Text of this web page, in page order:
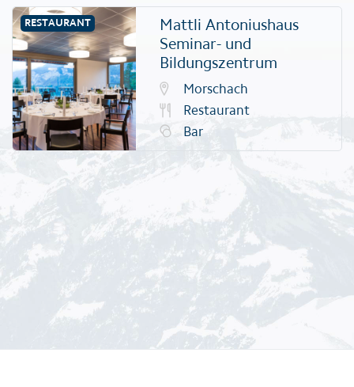
RESTAURANT
Mattli Antoniushaus
Seminar- und
Bildungszentrum
Morschach
Restaurant
Bar